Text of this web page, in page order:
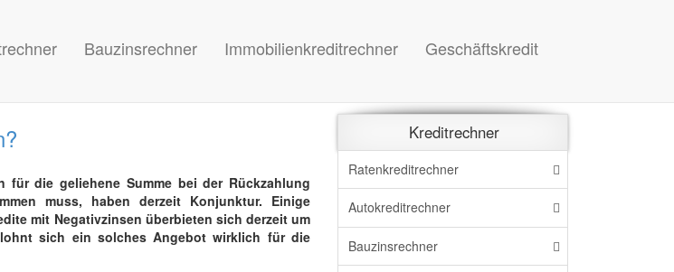
Bauzinsrechner Immobilienkreditrechner Geschäftskredit
für die geliehene Summe bei der Rückzahlung
muss, haben derzeit Konjunktur. Einige
mit Negativzinsen überbieten sich derzeit um
sich ein solches Angebot wirklich für die
Kreditrechner
Ratenkreditrechner
Autokreditrechner
Bauzinsrechner